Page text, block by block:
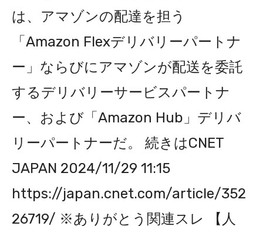
は、アマゾンの配達を担う
「Amazon Flexデリバリーパートナ
ー」ならびにアマゾンが配送を委託
するデリバリーサービスパートナ
ー、および「Amazon Hub」デリバ
リーパートナーだ。 続きはCNET
JAPAN 2024/11/29 11:15
https://japan.cnet.com/article/352
26719/ ※ありがとう関連スレ 【人